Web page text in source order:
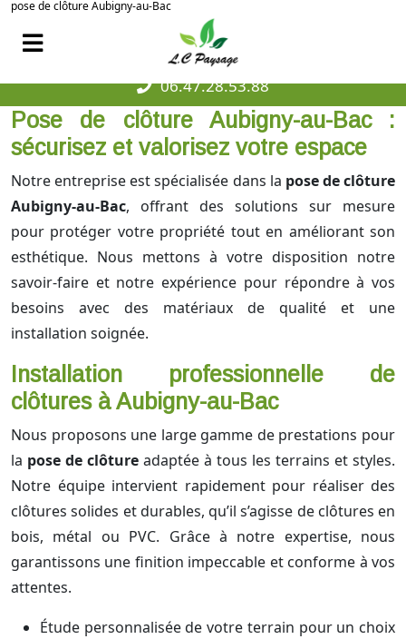
pose de clôture Aubigny-au-Bac
06.47.28.53.88
Pose de clôture Aubigny-au-Bac :
sécurisez et valorisez votre espace
Notre entreprise est spécialisée dans la pose de clôture
Aubigny-au-Bac, offrant des solutions sur mesure
pour protéger votre propriété tout en améliorant son
esthétique. Nous mettons à votre disposition notre
savoir-faire et notre expérience pour répondre à vos
besoins avec des matériaux de qualité et une
installation soignée.
Installation professionnelle de
clôtures à Aubigny-au-Bac
Nous proposons une large gamme de prestations pour
la pose de clôture adaptée à tous les terrains et styles.
Notre équipe intervient rapidement pour réaliser des
clôtures solides et durables, qu’il s’agisse de clôtures en
bois, métal ou PVC. Grâce à notre expertise, nous
garantissons une finition impeccable et conforme à vos
attentes.
Étude personnalisée de votre terrain pour un choix